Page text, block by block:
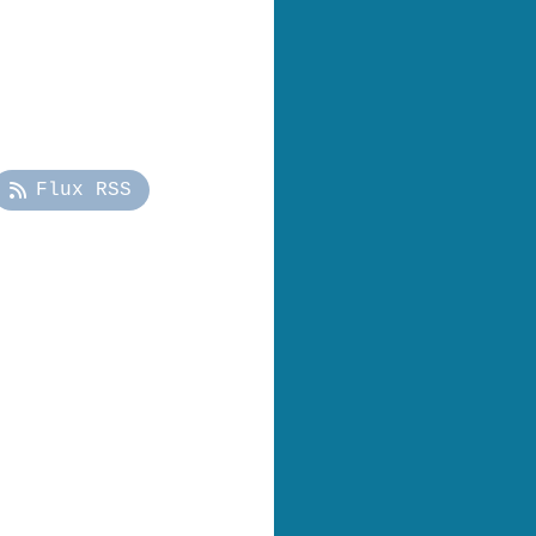
Flux RSS